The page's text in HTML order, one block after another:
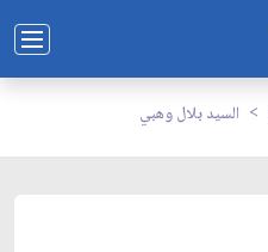
السيد بلال وهبي